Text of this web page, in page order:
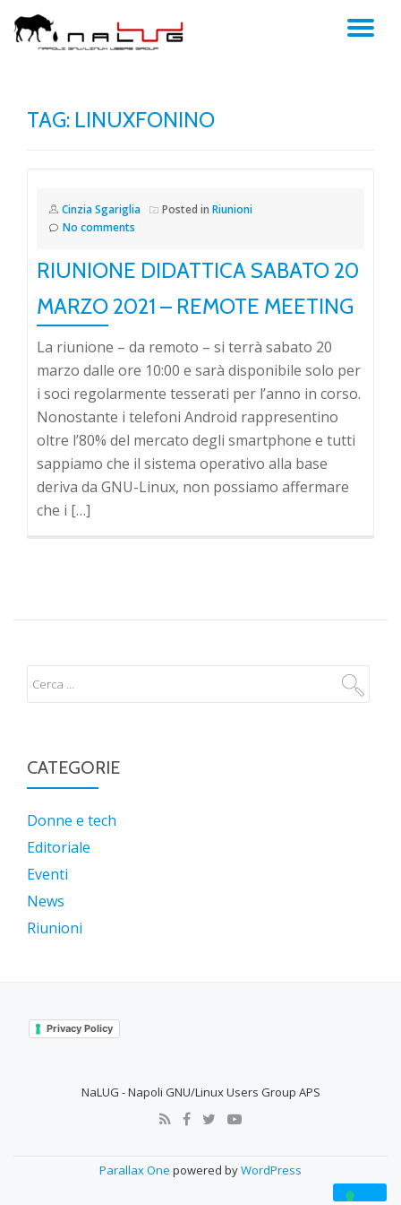
Skip
TAG: LINUXFONINO
Cinzia Sgariglia Posted in Riunioni
No comments
RIUNIONE DIDATTICA SABATO 20
MARZO 2021 – REMOTE MEETING
La riunione – da remoto – si terrà sabato 20
marzo dalle ore 10:00 e sarà disponibile solo per
i soci regolarmente tesserati per l’anno in corso.
Nonostante i telefoni Android rappresentino
oltre l’80% del mercato degli smartphone e tutti
sappiamo che il sistema operativo alla base
deriva da GNU-Linux, non possiamo affermare
che i […]
CATEGORIE
Donne e tech
Editoriale
Eventi
News
Riunioni
Privacy Policy
NaLUG - Napoli GNU/Linux Users Group APS
Parallax One powered byWordPress